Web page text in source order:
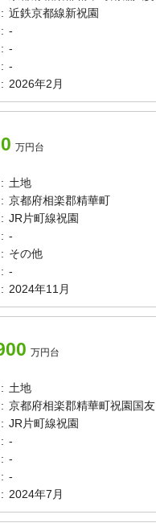
: 近鉄京都線新祝園
: -
: -
: -
: 2026年2月
万円台
: 土地
: 京都府相楽郡精華町
: JR片町線祝園
: -
: その他
: -
: 2024年11月
万円台
: 土地
: 京都府相楽郡精華町祝園国友
: JR片町線祝園
: -
: -
: -
: 2024年7月